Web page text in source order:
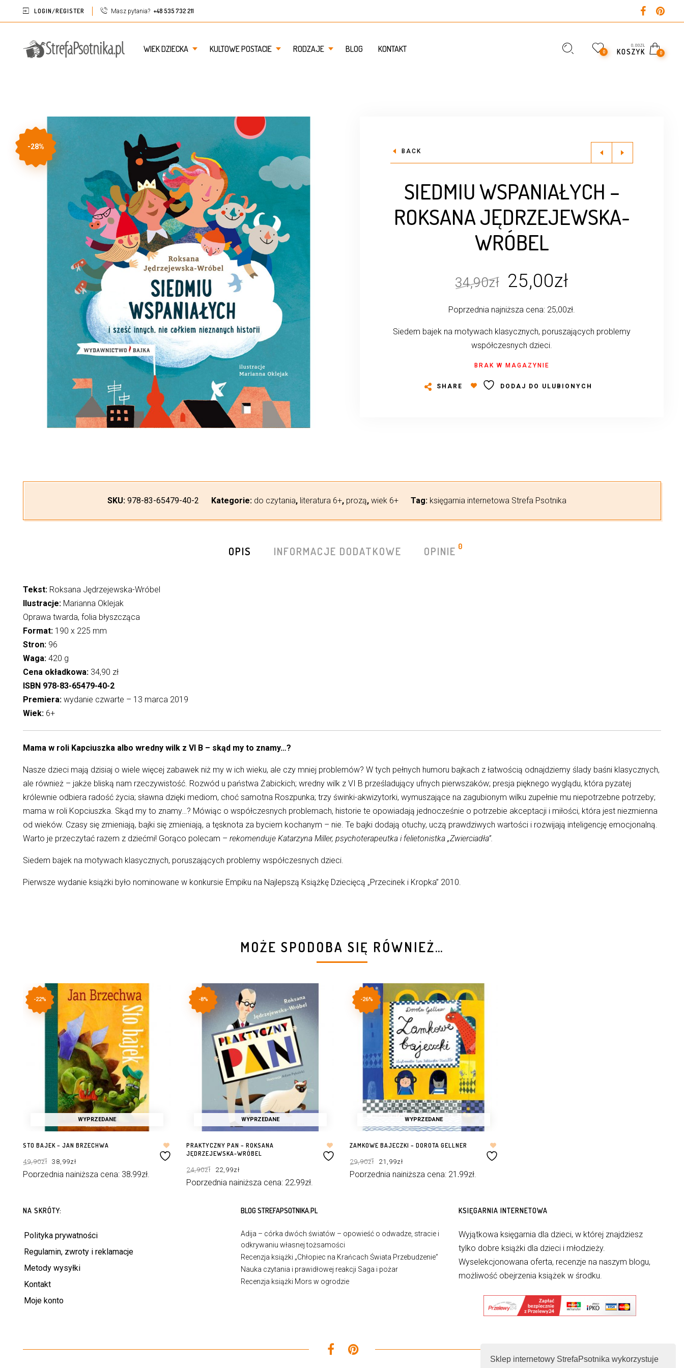
Sklep internetowy StrefaPsotnika wykorzystuje
LOGIN/REGISTER Masz pytania? +48 535 732 211
WIEK DZIECKA KULTOWE POSTACIE RODZAJE BLOG KONTAKT 0
0,00ZŁ
KOSZYK 0
-28%
BACK
SIEDMIU WSPANIAŁYCH –
ROKSANA JĘDRZEJEWSKA-
WRÓBEL
34,90zł Pierwotna
wynosiła:
34,90zł.
25,00zł
wynosi:
25,00zł.
Poprzednia najniższa cena: 25,00zł.
Siedem bajek na motywach klasycznych, poruszających problemy
współczesnych dzieci.
BRAK W MAGAZYNIE
SHARE DODAJ DO ULUBIONYCH
SKU: 978-83-65479-40-2 Kategorie: do czytania, literatura 6+, prozą, wiek 6+ Tag: księgarnia internetowa Strefa Psotnika
OPIS INFORMACJE DODATKOWE OPINIE 0
Tekst: Roksana Jędrzejewska-Wróbel
Ilustracje: Marianna Oklejak
Oprawa twarda, folia błyszcząca
Format: 190 x 225 mm
Stron: 96
Waga: 420 g
Cena okładkowa: 34,90 zł
ISBN 978-83-65479-40-2
Premiera: wydanie czwarte – 13 marca 2019
Wiek: 6+
Mama w roli Kapciuszka albo wredny wilk z VI B – skąd my to znamy…?
Nasze dzieci mają dzisiaj o wiele więcej zabawek niż my w ich wieku, ale czy mniej problemów? W tych pełnych humoru bajkach z łatwością odnajdziemy ślady baśni klasycznych,
ale również – jakże bliską nam rzeczywistość. Rozwód u państwa Żabickich; wredny wilk z VI B prześladujący ufnych pierwszaków; presja pięknego wyglądu, która pyzatej
królewnie odbiera radość życia; sławna dzięki mediom, choć samotna Roszpunka; trzy świnki-akwizytorki, wymuszające na zagubionym wilku zupełnie mu niepotrzebne potrzeby;
mama w roli Kopciuszka. Skąd my to znamy…? Mówiąc o współczesnych problemach, historie te opowiadają jednocześnie o potrzebie akceptacji i miłości, która jest niezmienna
od wieków. Czasy się zmieniają, bajki się zmieniają, a tęsknota za byciem kochanym – nie. Te bajki dodają otuchy, uczą prawdziwych wartości i rozwijają inteligencję emocjonalną.
Warto je przeczytać razem z dziećmi! Gorąco polecam – rekomenduje Katarzyna Miller, psychoterapeutka i felietonistka „Zwierciadła”.
Siedem bajek na motywach klasycznych, poruszających problemy współczesnych dzieci.
Pierwsze wydanie książki było nominowane w konkursie Empiku na Najlepszą Książkę Dziecięcą „Przecinek i Kropka” 2010.
MOŻE SPODOBA SIĘ RÓWNIEŻ…
WYPRZEDANE
-22%
STO BAJEK – JAN BRZECHWA
49,90zł cena
wynosiła:
49,90zł.
38,99złcena
38,99zł.
Poprzednia najniższa cena: 38,99zł.
WYPRZEDANE
-8%
PRAKTYCZNY PAN – ROKSANA
JĘDRZEJEWSKA-WRÓBEL
24,90zł cena
wynosiła:
24,90zł.
22,99złcena
22,99zł.
Poprzednia najniższa cena: 22,99zł.
WYPRZEDANE
-26%
ZAMKOWE BAJECZKI – DOROTA GELLNER
29,90zł cena
wynosiła:
29,90zł.
21,99złcena
21,99zł.
Poprzednia najniższa cena: 21,99zł.
NA SKRÓTY:
Polityka prywatności
Regulamin, zwroty i reklamacje
Metody wysyłki
Kontakt
Moje konto
BLOG STREFAPSOTNIKA.PL
Adija – córka dwóch światów – opowieść o odwadze, stracie i
odkrywaniu własnej tożsamości
Recenzja książki „Chłopiec na Krańcach Świata Przebudzenie”
Nauka czytania i prawidłowej reakcji Saga i pożar
Recenzja książki Mors w ogrodzie
KSIĘGARNIA INTERNETOWA
Wyjątkowa księgarnia dla dzieci, w której znajdziesz
tylko dobre książki dla dzieci i młodzieży.
Wyselekcjonowana oferta, recenzje na naszym blogu,
możliwość obejrzenia książek w środku.